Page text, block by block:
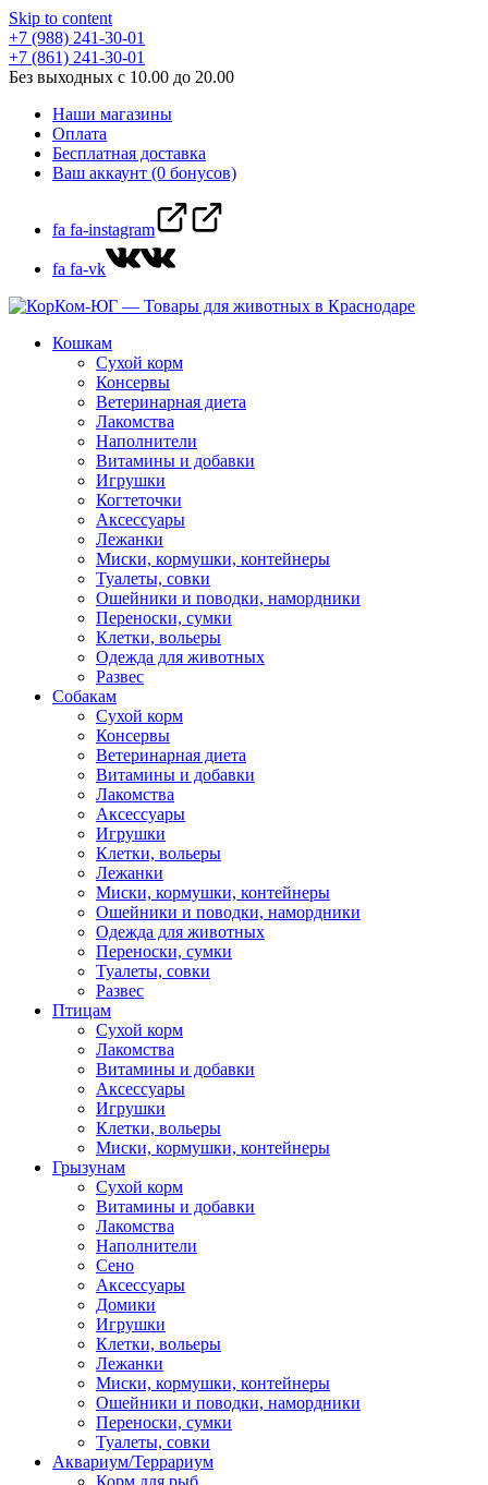
Skip to content
+7 (988) 241-30-01
+7 (861) 241-30-01
Без выходных с 10.00 до 20.00
Наши магазины
Оплата
Бесплатная доставка
Ваш аккаунт (0 бонусов)
fa fa-instagram
fa fa-vk
Кошкам
Сухой корм
Консервы
Ветеринарная диета
Лакомства
Наполнители
Витамины и добавки
Игрушки
Когтеточки
Аксессуары
Лежанки
Миски, кормушки, контейнеры
Туалеты, совки
Ошейники и поводки, намордники
Переноски, сумки
Клетки, вольеры
Одежда для животных
Развес
Собакам
Сухой корм
Консервы
Ветеринарная диета
Витамины и добавки
Лакомства
Аксессуары
Игрушки
Клетки, вольеры
Лежанки
Миски, кормушки, контейнеры
Ошейники и поводки, намордники
Одежда для животных
Переноски, сумки
Туалеты, совки
Развес
Птицам
Сухой корм
Лакомства
Витамины и добавки
Аксессуары
Игрушки
Клетки, вольеры
Миски, кормушки, контейнеры
Грызунам
Сухой корм
Витамины и добавки
Лакомства
Наполнители
Сено
Аксессуары
Домики
Игрушки
Клетки, вольеры
Лежанки
Миски, кормушки, контейнеры
Ошейники и поводки, намордники
Переноски, сумки
Туалеты, совки
Аквариум/Террариум
Корм для рыб